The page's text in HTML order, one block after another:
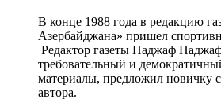
В конце 1988 года в редакцию
Азербайджана» пришел
Редактор газеты Наджаф
требовательный и
материалы, предложил новичку
автора.